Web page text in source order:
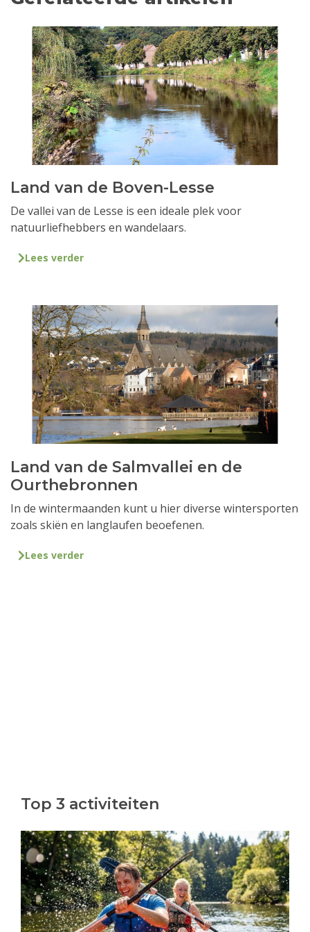
Land van de Boven-Lesse
De vallei van de Lesse is een ideale plek voor
natuurliefhebbers en wandelaars.
Lees verder
Land van de Salmvallei en de
Ourthebronnen
In de wintermaanden kunt u hier diverse wintersporten
zoals skiën en langlaufen beoefenen.
Lees verder
Top 3 activiteiten